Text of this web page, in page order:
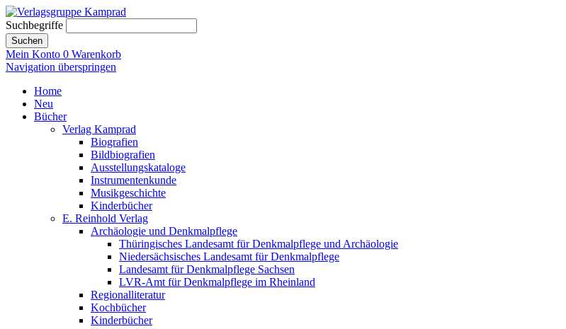
Suchbegriffe
Suchen
Mein Konto 0 Warenkorb
Navigation überspringen
Home
Neu
Bücher
Verlag Kamprad
Biografien
Bildbiografien
Ausstellungskataloge
Instrumentenkunde
Musikgeschichte
Kinderbücher
E. Reinhold Verlag
Archäologie und Denkmalpflege
Thüringisches Landesamt für Denkmalpflege und Archäologie
Niedersächsisches Landesamt für Denkmalpflege
Landesamt für Denkmalpflege Sachsen
LVR-Amt für Denkmalpflege im Rheinland
Regionalliteratur
Kochbücher
Kinderbücher